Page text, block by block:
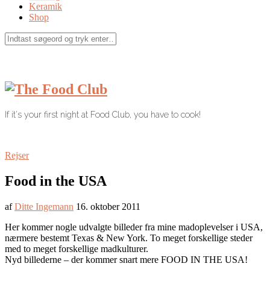
Keramik
Shop
If it's your first night at Food Club, you have to cook!
Rejser
Food in the USA
afDitte Ingemann 16. oktober 2011
Her kommer nogle udvalgte billeder fra mine madoplevelser i USA,
nærmere bestemt Texas & New York. To meget forskellige steder
med to meget forskellige madkulturer.
Nyd billederne – der kommer snart mere FOOD IN THE USA!